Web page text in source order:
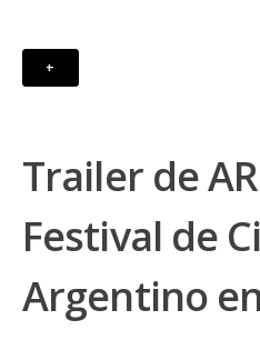
+
Trailer de AR
Festival de
Argentino